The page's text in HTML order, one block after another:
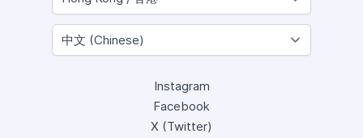
Instagram
Facebook
X (Twitter)